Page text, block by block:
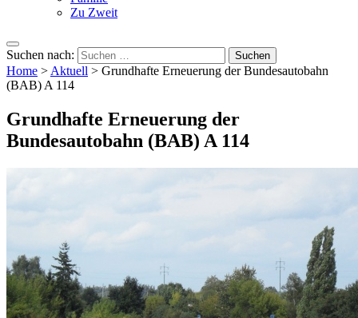
Zu Zweit
Suchen nach:
Home >Aktuell > Grundhafte Erneuerung der Bundesautobahn
(BAB) A 114
Grundhafte Erneuerung der
Bundesautobahn (BAB) A 114